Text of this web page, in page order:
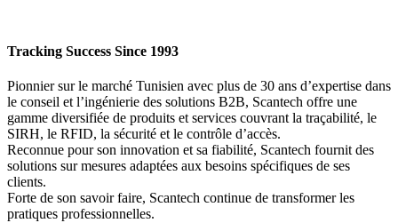
Tracking Success Since 1993
Pionnier sur le marché Tunisien avec plus de 30 ans d’expertise dans
le conseil et l’ingénierie des solutions B2B, Scantech offre une
gamme diversifiée de produits et services couvrant la traçabilité, le
SIRH, le RFID, la sécurité et le contrôle d’accès.
Reconnue pour son innovation et sa fiabilité, Scantech fournit des
solutions sur mesures adaptées aux besoins spécifiques de ses
clients.
Forte de son savoir faire, Scantech continue de transformer les
pratiques professionnelles.